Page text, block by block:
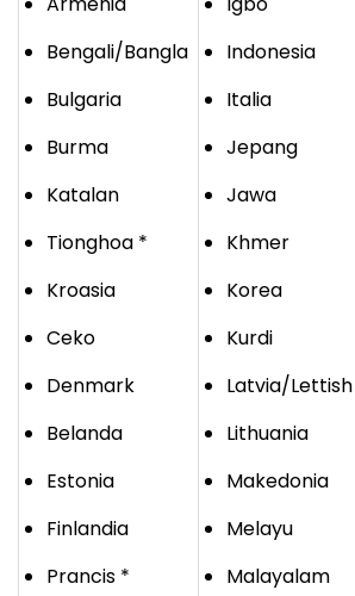
Bengali/Bangla
Bulgaria
Burma
Katalan
Tionghoa *
Kroasia
Ceko
Denmark
Belanda
Estonia
Finlandia
Prancis *
Indonesia
Italia
Jepang
Jawa
Khmer
Korea
Kurdi
Latvia/Lettish
Lithuania
Makedonia
Melayu
Malayalam